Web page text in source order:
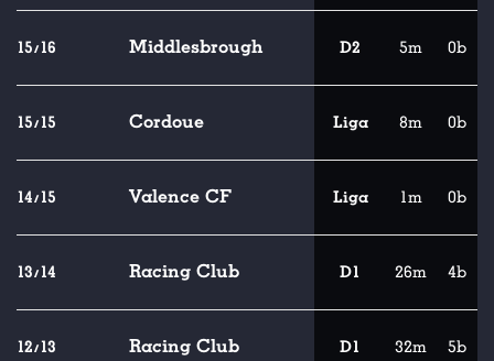
15/16 Middlesbrough D2 5m 0b
15/15 Cordoue Liga 8m 0b
14/15 Valence CF Liga 1m 0b
13/14 Racing Club D1 26m 4b
12/13 Racing Club D1 32m 5b